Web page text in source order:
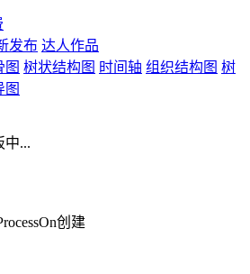
发布 达人作品
图 树状结构图 时间轴 组织结构图 树
图
中...
创建